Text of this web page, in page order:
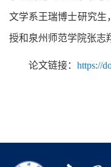
文学系王瑞博士研究生
授和泉州师范学院张志
论文链接： https://